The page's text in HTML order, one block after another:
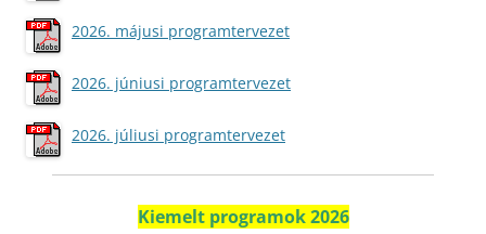
2026. májusi programtervezet
2026. júniusi programtervezet
2026. júliusi programtervezet
Kiemelt programok 2026